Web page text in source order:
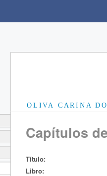
OLIVA CARINA
Capítulos
Título:
Libro: